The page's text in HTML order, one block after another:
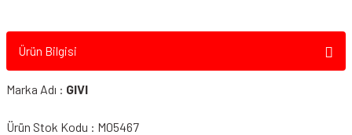
Ürün Bilgisi
Marka Adı : GIVI
Ürün Stok Kodu : M05467